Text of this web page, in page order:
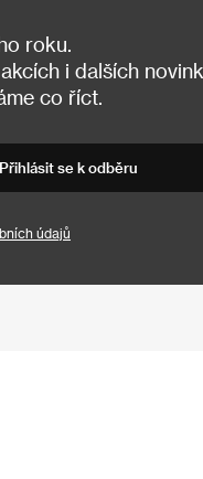
roku.
i dalších
co říct.
Přihlásit se k odběru
údajů